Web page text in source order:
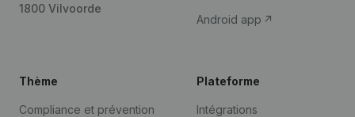
1800 Vilvoorde
Android app
Thème
Compliance et prévention
Plateforme
Intégrations